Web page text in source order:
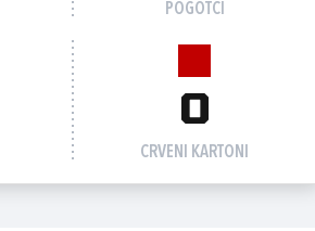
POGOTCI
0
CRVENI KARTONI